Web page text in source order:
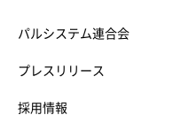
パルシステム連合会
プレスリリース
採用情報